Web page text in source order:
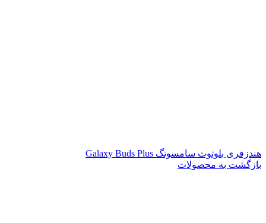
هندزفری بلوتوث سامسونگ Galaxy Buds Plus
بازگشت به محصولات